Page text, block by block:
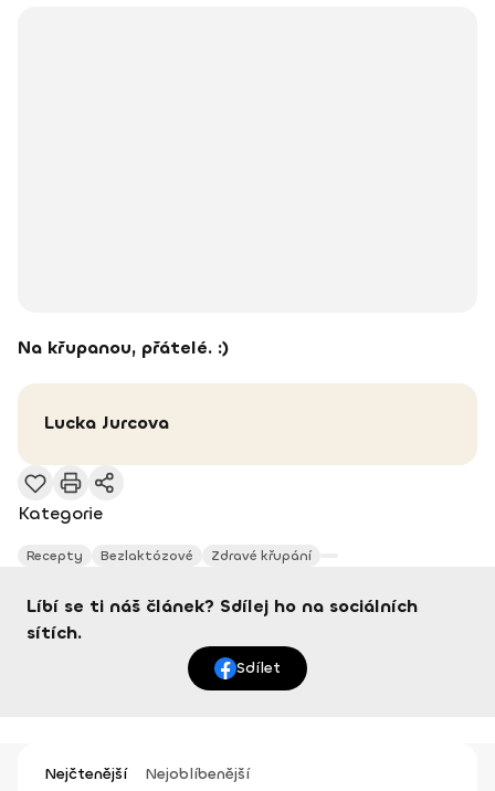
Na křupanou, přátelé. :)
Lucka Jurcova
Kategorie
Recepty Bezlaktózové Zdravé křupání
Líbí se ti náš článek? Sdílej ho na sociálních
sítích.
Sdílet
Nejčtenější Nejoblíbenější